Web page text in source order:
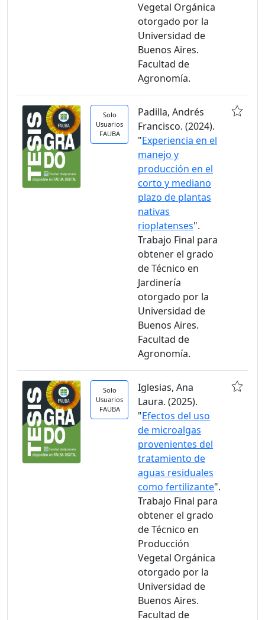
Vegetal Orgánica
otorgado por la
Universidad de
Buenos Aires.
Facultad de
Agronomía.
Solo
Usuarios
FAUBA
Padilla, Andrés
Francisco. (2024).
"Experiencia en el
manejo y
producción en el
corto y mediano
plazo de plantas
nativas
rioplatenses".
Trabajo Final para
obtener el grado
de Técnico en
Jardinería
otorgado por la
Universidad de
Buenos Aires.
Facultad de
Agronomía.
Solo
Usuarios
FAUBA
Iglesias, Ana
Laura. (2025).
"Efectos del uso
de microalgas
provenientes del
tratamiento de
aguas residuales
como fertilizante".
Trabajo Final para
obtener el grado
de Técnico en
Producción
Vegetal Orgánica
otorgado por la
Universidad de
Buenos Aires.
Facultad de